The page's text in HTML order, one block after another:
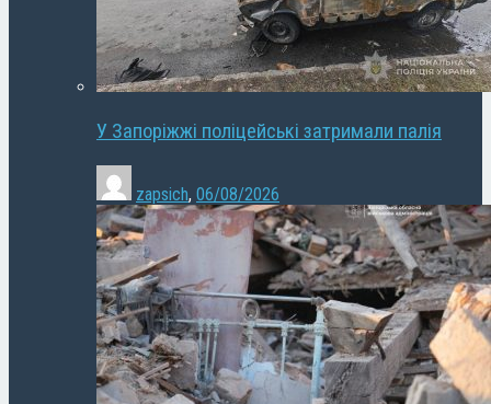
У Запоріжжі поліцейські затримали палія
zapsich, 06/08/2026